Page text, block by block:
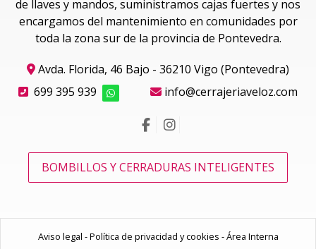
de llaves y mandos, suministramos cajas fuertes y nos
encargamos del mantenimiento en comunidades por
toda la zona sur de la provincia de Pontevedra.
Avda. Florida, 46 Bajo - 36210 Vigo (Pontevedra)
699 395 939
info@cerrajeriaveloz.com
BOMBILLOS Y CERRADURAS INTELIGENTES
Aviso legal -Política de privacidad y cookies -Área Interna